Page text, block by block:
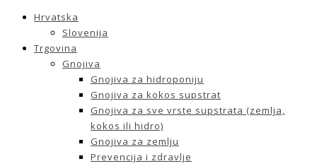
Hrvatska
Slovenija
Trgovina
Gnojiva
Gnojiva za hidroponiju
Gnojiva za kokos supstrat
Gnojiva za sve vrste supstrata (zemlja,
kokos ili hidro)
Gnojiva za zemlju
Prevencija i zdravlje